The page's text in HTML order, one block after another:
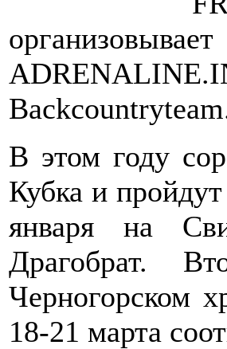
В этом году
Кубка и
января на
Драгобрат.
Черногорском
18-21 марта